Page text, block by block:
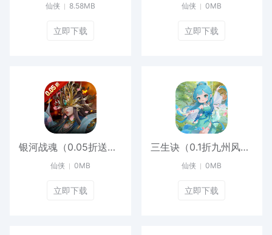
仙侠 8.58MB
立即下载
仙侠 0MB
立即下载
银河战魂（0.05折送玉麒麟）最新
仙侠 0MB
立即下载
三生诀（0.1折九州风云）手机版
仙侠 0MB
立即下载